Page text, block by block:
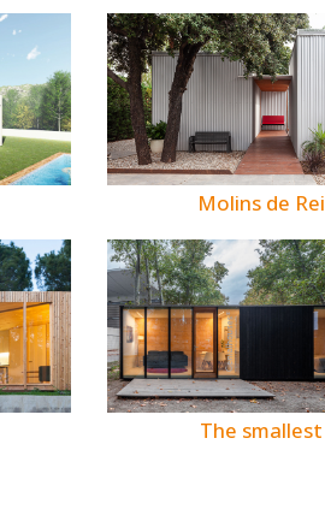
Molins de Rei
The smallest